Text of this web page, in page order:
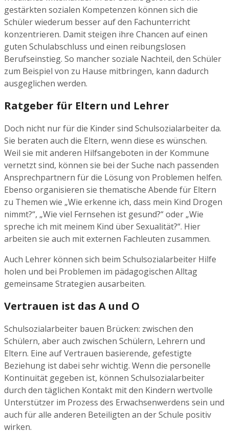
gestärkten sozialen Kompetenzen können sich die
Schüler wiederum besser auf den Fachunterricht
konzentrieren. Damit steigen ihre Chancen auf einen
guten Schulabschluss und einen reibungslosen
Berufseinstieg. So mancher soziale Nachteil, den Schüler
zum Beispiel von zu Hause mitbringen, kann dadurch
ausgeglichen werden.
Ratgeber für Eltern und Lehrer
Doch nicht nur für die Kinder sind Schulsozialarbeiter da.
Sie beraten auch die Eltern, wenn diese es wünschen.
Weil sie mit anderen Hilfsangeboten in der Kommune
vernetzt sind, können sie bei der Suche nach passenden
Ansprechpartnern für die Lösung von Problemen helfen.
Ebenso organisieren sie thematische Abende für Eltern
zu Themen wie „Wie erkenne ich, dass mein Kind Drogen
nimmt?“, „Wie viel Fernsehen ist gesund?“ oder „Wie
spreche ich mit meinem Kind über Sexualität?“. Hier
arbeiten sie auch mit externen Fachleuten zusammen.
Auch Lehrer können sich beim Schulsozialarbeiter Hilfe
holen und bei Problemen im pädagogischen Alltag
gemeinsame Strategien ausarbeiten.
Vertrauen ist das A und O
Schulsozialarbeiter bauen Brücken: zwischen den
Schülern, aber auch zwischen Schülern, Lehrern und
Eltern. Eine auf Vertrauen basierende, gefestigte
Beziehung ist dabei sehr wichtig. Wenn die personelle
Kontinuität gegeben ist, können Schulsozialarbeiter
durch den täglichen Kontakt mit den Kindern wertvolle
Unterstützer im Prozess des Erwachsenwerdens sein und
auch für alle anderen Beteiligten an der Schule positiv
wirken.